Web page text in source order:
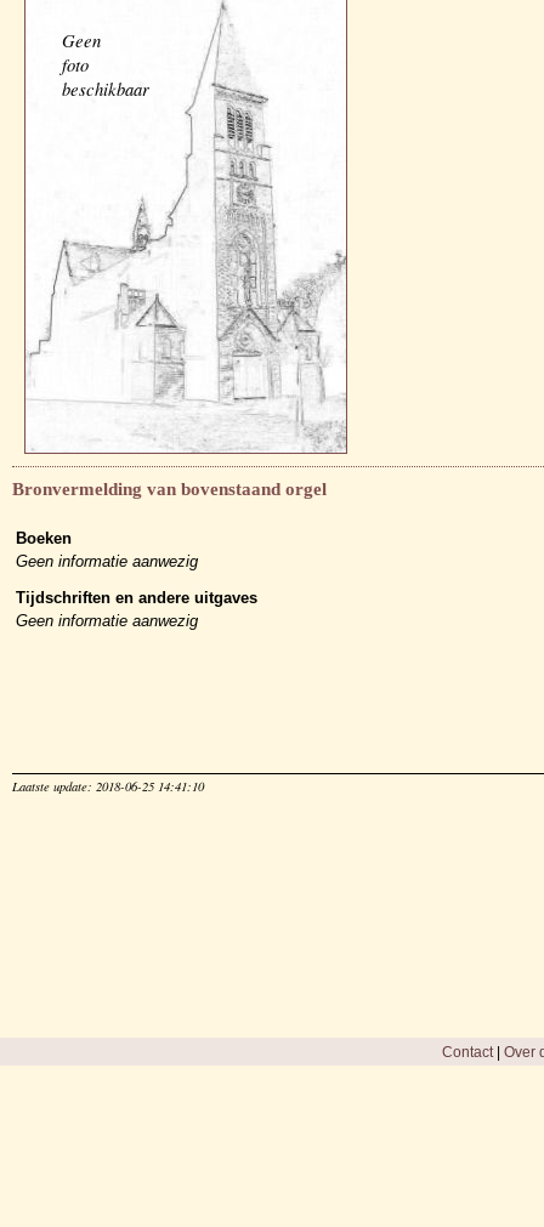
Geen
foto
beschikbaar
Bronvermelding van bovenstaand orgel
Boeken
Geen informatie aanwezig
Tijdschriften en andere uitgaves
Geen informatie aanwezig
Laatste update: 2018-06-25 14:41:10
Contact| Over